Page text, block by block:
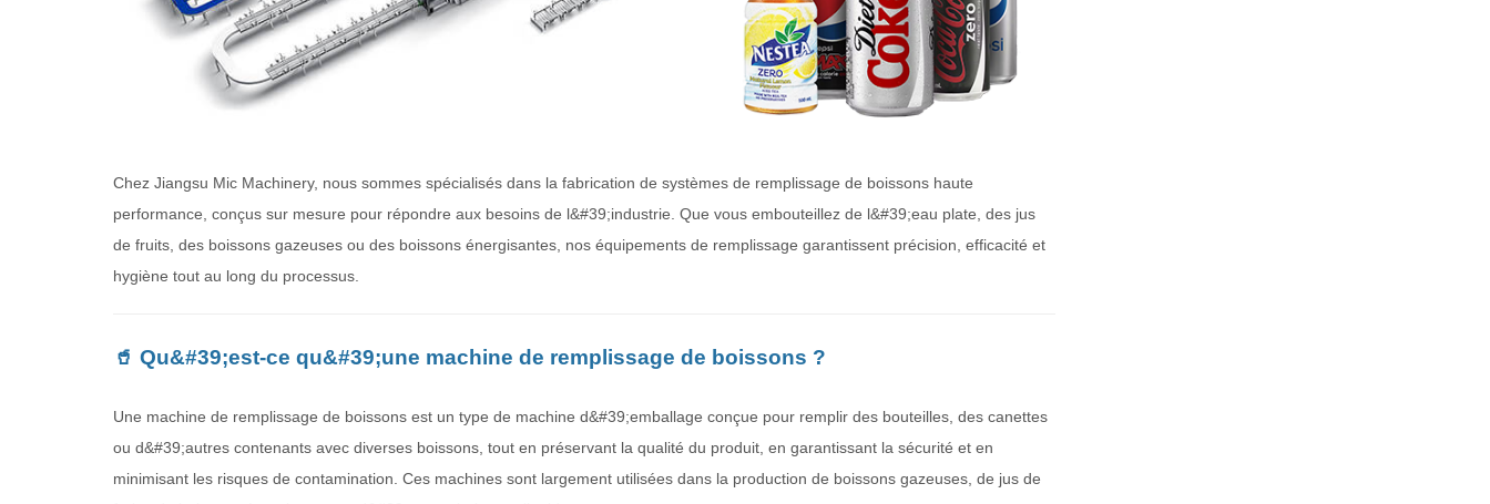
Chez Jiangsu Mic Machinery, nous sommes spécialisés dans la fabrication de systèmes de remplissage de boissons haute
performance, conçus sur mesure pour répondre aux besoins de l&#39;industrie. Que vous embouteillez de l&#39;eau plate, des jus
de fruits, des boissons gazeuses ou des boissons énergisantes, nos équipements de remplissage garantissent précision, efficacité et
hygiène tout au long du processus.
🥤 Qu&#39;est-ce qu&#39;une machine de remplissage de boissons ?
Une machine de remplissage de boissons est un type de machine d&#39;emballage conçue pour remplir des bouteilles, des canettes
ou d&#39;autres contenants avec diverses boissons, tout en préservant la qualité du produit, en garantissant la sécurité et en
minimisant les risques de contamination. Ces machines sont largement utilisées dans la production de boissons gazeuses, de jus de